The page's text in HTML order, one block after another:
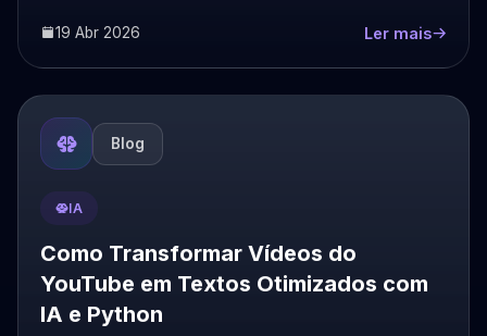
19 Abr 2026 Ler mais
Blog
IA
Como Transformar Vídeos do
YouTube em Textos Otimizados com
IA e Python